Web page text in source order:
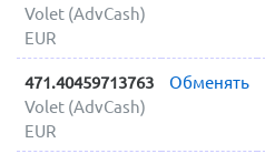
Volet (AdvCash)
EUR
471.40459713763
Volet (AdvCash)
EUR
Обменять